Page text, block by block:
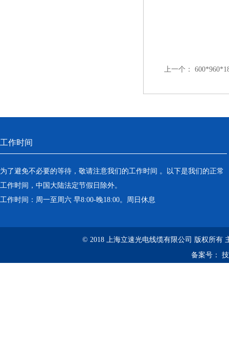
上一个：
工作时间
为了避免不必要的等待，敬请注意我们的工作时间 。以下是我们的正常
工作时间，中国大陆法定节假日除外。
工作时间：周一至周六 早8:00-晚18:00。周日休息
© 2018 上海立速光电线缆有限公司 版权所有
备案号：